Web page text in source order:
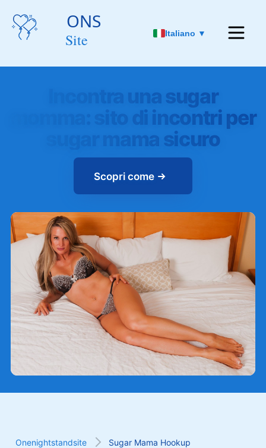
Italiano ▼
Incontra una sugar
momma: sito di incontri per
sugar mama sicuro
Scopri come
Onenightstandsite Sugar Mama Hookup